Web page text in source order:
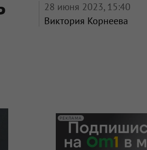
28 июня 2023, 15:40
Виктория Корнеева
РЕКЛАМА